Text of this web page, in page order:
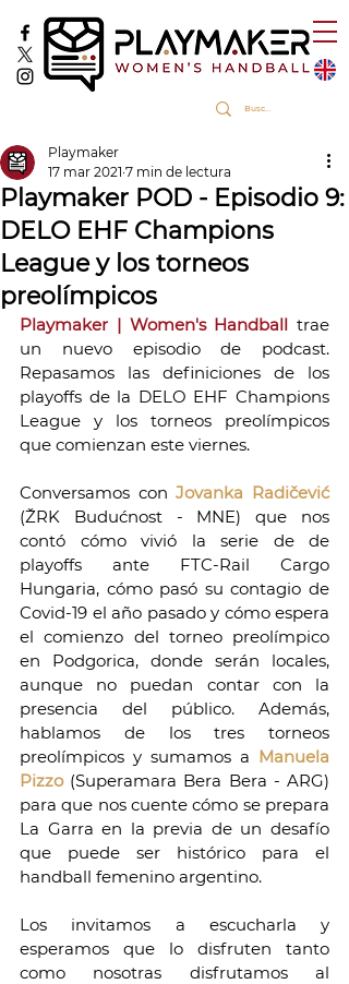
Playmaker POD - Episodio 9:
DELO EHF Champions
League y los torneos
preolímpicos
Playmaker
17 mar 2021 7 min de lectura
Playmaker | Women's Handball trae
un nuevo episodio de podcast.
Repasamos las definiciones de los
playoffs de la DELO EHF Champions
League y los torneos preolímpicos
que comienzan este viernes.
Conversamos con Jovanka Radičević
(ŽRK Budućnost - MNE) que nos
contó cómo vivió la serie de de
playoffs ante FTC-Rail Cargo
Hungaria, cómo pasó su contagio de
Covid-19 el año pasado y cómo espera
el comienzo del torneo preolímpico
en Podgorica, donde serán locales,
aunque no puedan contar con la
presencia del público. Además,
hablamos de los tres torneos
preolímpicos y sumamos a Manuela
Pizzo (Superamara Bera Bera - ARG)
para que nos cuente cómo se prepara
La Garra en la previa de un desafío
que puede ser histórico para el
handball femenino argentino.
Los invitamos a escucharla y
esperamos que lo disfruten tanto
como nosotras disfrutamos al